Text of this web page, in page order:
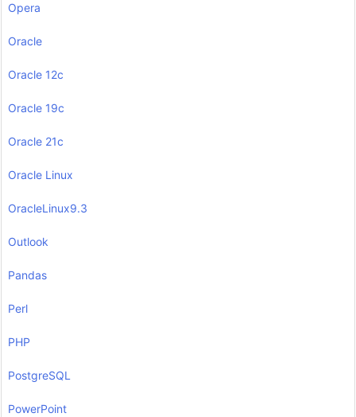
Opera
Oracle
Oracle 12c
Oracle 19c
Oracle 21c
Oracle Linux
OracleLinux9.3
Outlook
Pandas
Perl
PHP
PostgreSQL
PowerPoint